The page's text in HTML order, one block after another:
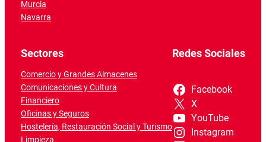
Murcia
Navarra
Sectores
Comercio y Grandes Almacenes
Comunicaciones y Cultura
Financiero
Oficinas y Seguros
Hostelería, Restauración Social y Turismo
Redes Sociales
Facebook
X
YouTube
Instagram